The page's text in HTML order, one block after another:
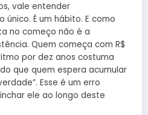
vale entender
único. É um hábito. E como
no começo não é a
Quem começa com R$
por dez anos costuma
que quem espera acumular
Esse é um erro
ele ao longo deste